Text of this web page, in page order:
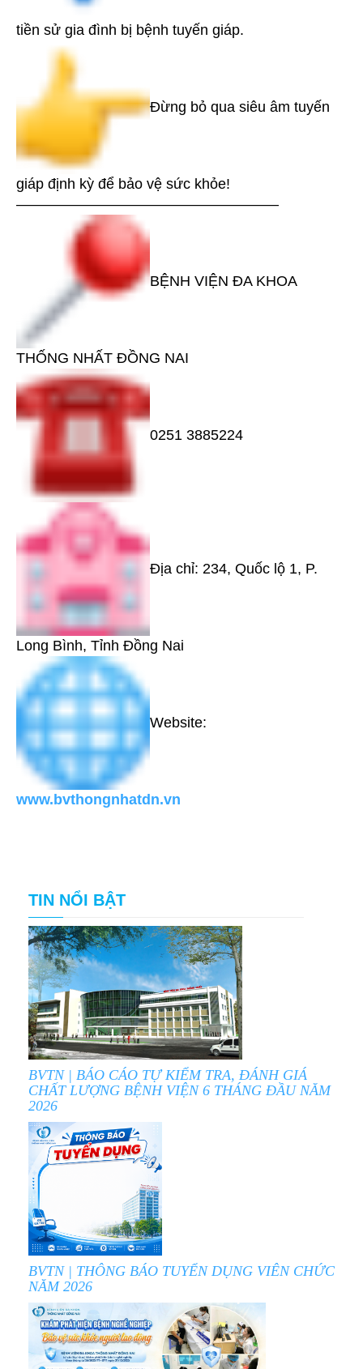
tiền sử gia đình bị bệnh tuyến giáp.
Đừng bỏ qua siêu âm tuyến
giáp định kỳ để bảo vệ sức khỏe!
——————————————————
BỆNH VIỆN ĐA KHOA
THỐNG NHẤT ĐỒNG NAI
0251 3885224
Địa chỉ: 234, Quốc lộ 1, P.
Long Bình, Tỉnh Đồng Nai
Website:
www.bvthongnhatdn.vn
TIN NỔI BẬT
BVTN | BÁO CÁO TỰ KIỂM TRA, ĐÁNH GIÁ
CHẤT LƯỢNG BỆNH VIỆN 6 THÁNG ĐẦU NĂM
2026
BVTN | THÔNG BÁO TUYỂN DỤNG VIÊN CHỨC
NĂM 2026